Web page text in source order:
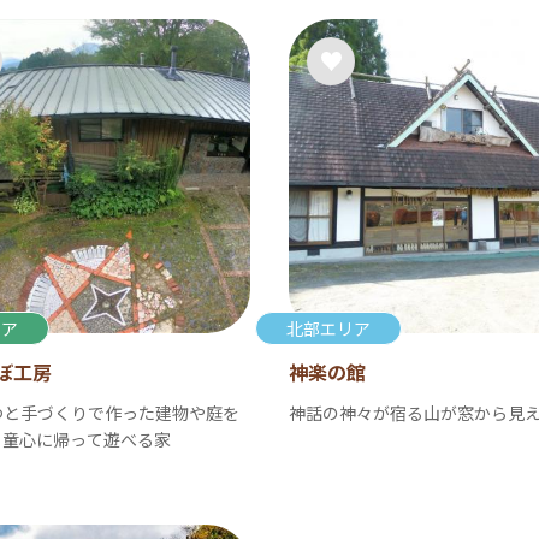
工房
手づくりで作った建物や庭を
心に帰って遊べる家
北部エリア
神楽の館
神話の神々が宿る山が窓から見